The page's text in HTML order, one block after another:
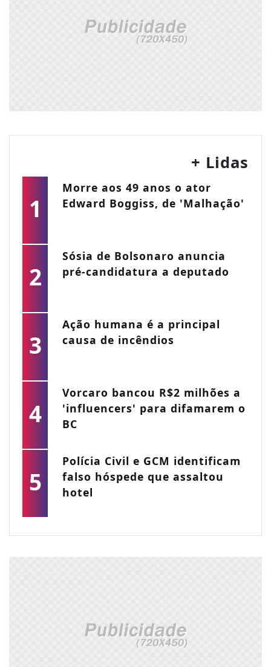
+ Lidas
1
Morre aos 49 anos o ator
Edward Boggiss, de 'Malhação'
2
Sósia de Bolsonaro anuncia
pré-candidatura a deputado
3
Ação humana é a principal
causa de incêndios
4
Vorcaro bancou R$2 milhões a
'influencers' para difamarem o
BC
5
Polícia Civil e GCM identificam
falso hóspede que assaltou
hotel